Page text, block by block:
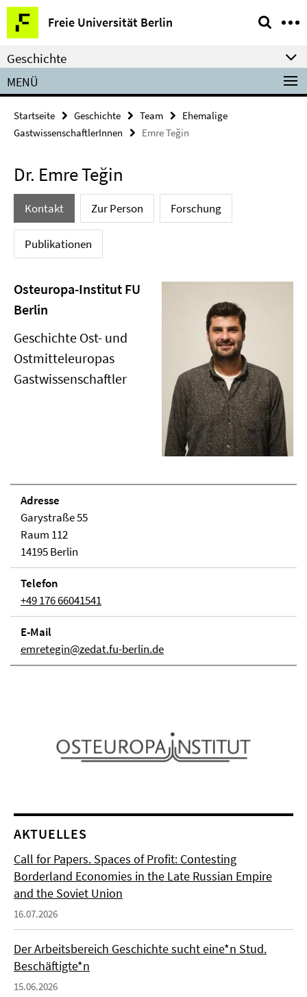
Springe
direkt
zu
Inhalt
Freie Universität Berlin
Service-
Navigation
Geschichte
MENÜ
Startseite Geschichte Team
Ehemalige
GastwissenschaftlerInnen
Emre Teğin
Dr. Emre Teğin
Kontakt Zur Person Forschung
Publikationen
Osteuropa-Institut FU
Berlin
Geschichte Ost- und
Ostmitteleuropas
Gastwissenschaftler
Adresse
Garystraße 55
Raum 112
14195 Berlin
Telefon
+49 176 66041541
E-Mail
emretegin@zedat.fu-berlin.de
AKTUELLES
Call for Papers. Spaces of Profit: Contesting
Borderland Economies in the Late Russian Empire
and the Soviet Union
16.07.2026
Der Arbeitsbereich Geschichte sucht eine*n Stud.
Beschäftigte*n
15.06.2026